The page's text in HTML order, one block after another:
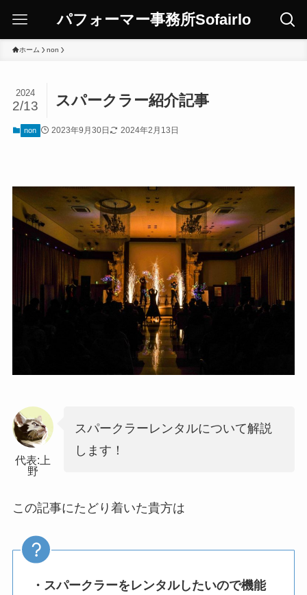
パフォーマー事務所Sofairlo
ホーム non
スパークラー紹介記事
2024
2/13
non 2023年9月30日 2024年2月13日
代表:上
野
スパークラーレンタルについて解説
します！
この記事にたどり着いた貴方は
・スパークラーをレンタルしたいので機能